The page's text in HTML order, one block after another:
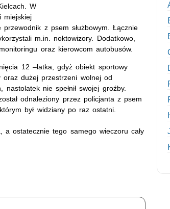
W
miejskiej
z psem służbowym. Łącznie
m.in. noktowizory. Dodatkowo,
oraz kierowcom autobusów.
12 –latka, gdyż obiekt sportowy
dużej przestrzeni wolnej od
nie spełnił swojej groźby.
odnaleziony przez policjanta z psem
był widziany po raz ostatni.
a ostatecznie tego samego wieczoru cały